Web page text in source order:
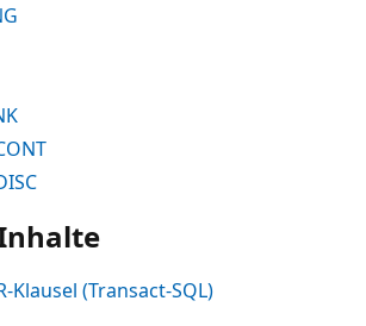
Klausel (Transact-SQL)